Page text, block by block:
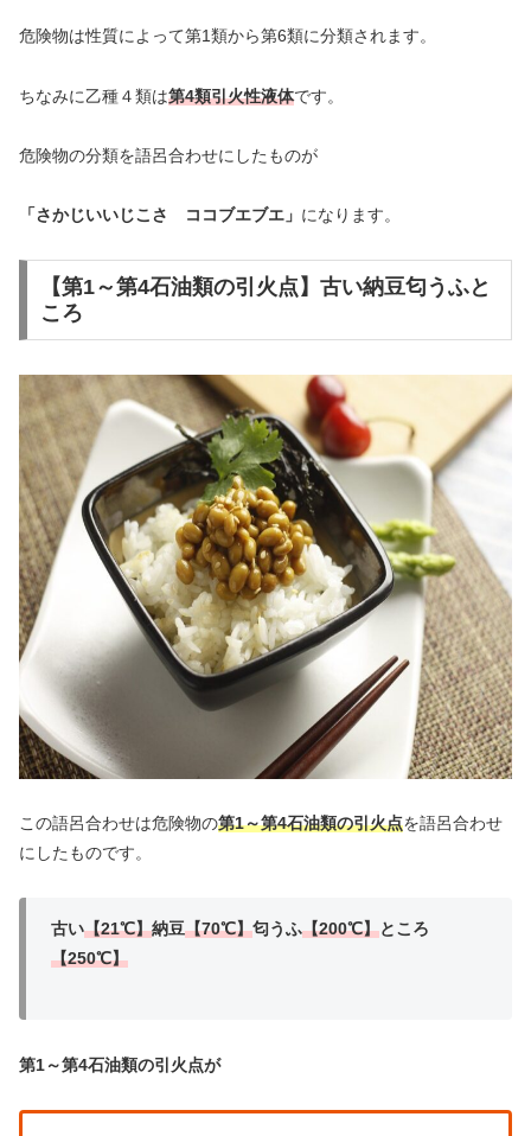
危険物は性質によって第1類から第6類に分類されます。
ちなみに乙種４類は第4類引火性液体です。
危険物の分類を語呂合わせにしたものが
「さかじいいじこさ ココブエブエ」 になります。
【第1～第4石油類の引火点】古い納豆匂うふと
ころ
この語呂合わせは危険物の第1～第4石油類の引火点を語呂合わせ
にしたものです。
古い【21℃】納豆【70℃】匂うふ【200℃】ところ
【250℃】
第1～第4石油類の引火点が